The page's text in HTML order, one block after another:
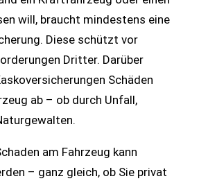
will, braucht mindestens eine
Diese schützt vor
Dritter. Darüber
Schäden
ab – ob durch Unfall,
am Fahrzeug kann
– ganz gleich, ob Sie privat